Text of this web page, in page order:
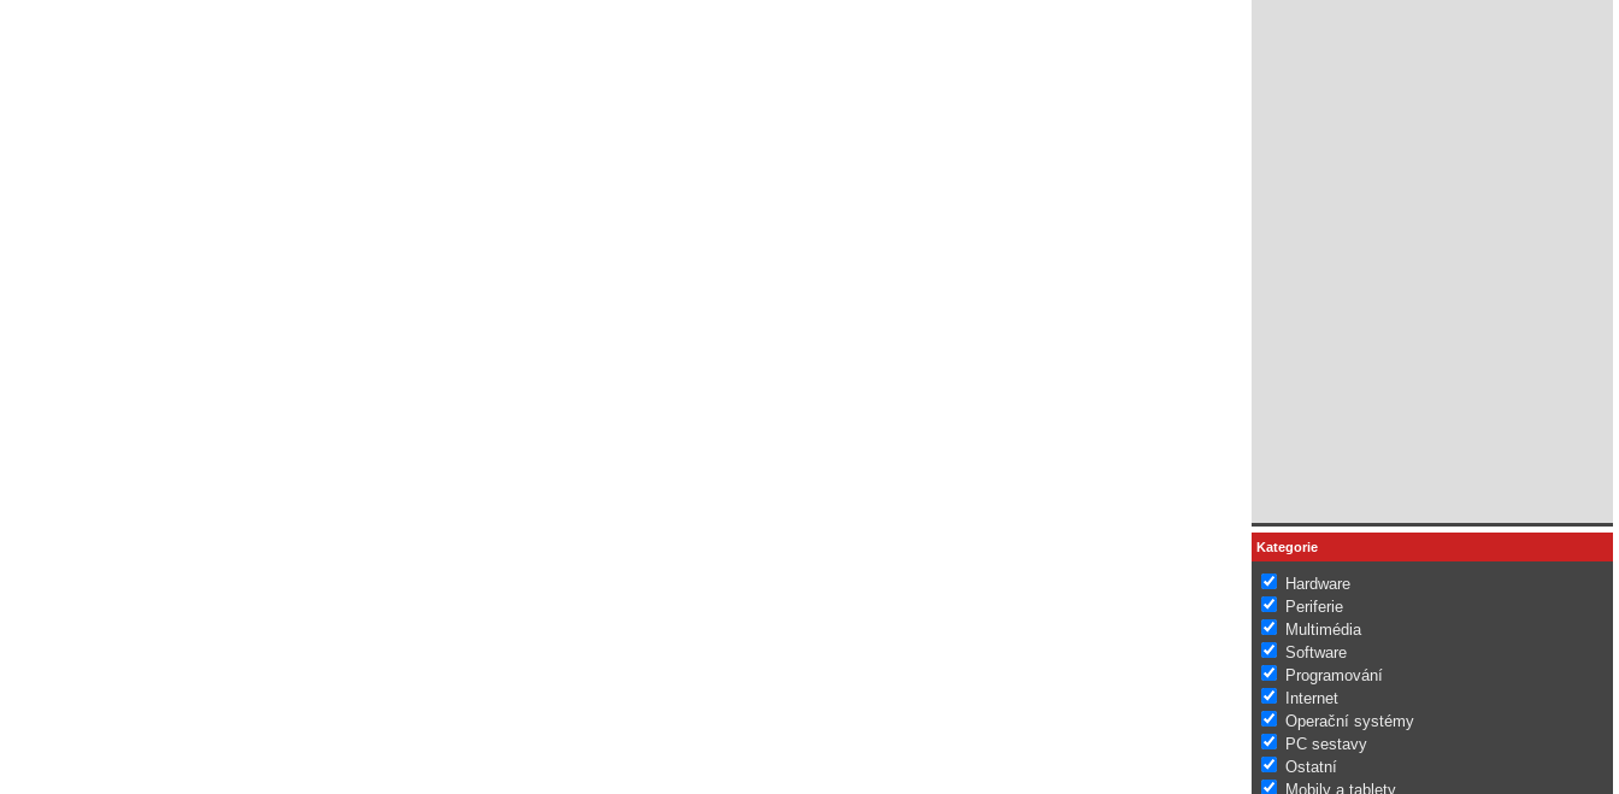
Kategorie
Hardware
Periferie
Multimédia
Software
Programování
Internet
Operační systémy
PC sestavy
Ostatní
Mobily a tablety